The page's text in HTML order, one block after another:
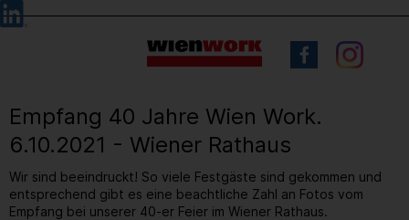
Barrierefreie
Bedienung
Sprachauswahl
Empfang 40 Jahre Wien Work.
6.10.2021 - Wiener Rathaus
Wir sind beeindruckt! So viele Festgäste sind gekommen und
entsprechend gibt es eine beachtliche Zahl an Fotos vom
Empfang bei unserer 40-er Feier im Wiener Rathaus.